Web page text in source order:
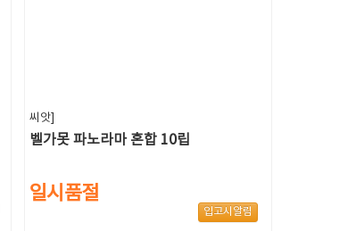
씨앗]
벨가못 파노라마 혼합 10립
일시품절
입고시알림